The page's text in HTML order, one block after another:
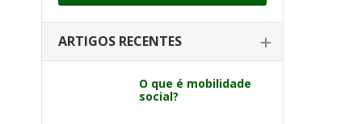
ARTIGOS RECENTES
O que é mobilidade
social?